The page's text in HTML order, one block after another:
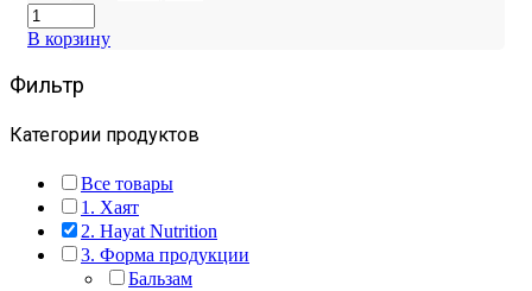
В корзину
Фильтр
Категории продуктов
Все товары
1. Хаят
2. Hayat Nutrition
3. Форма продукции
Бальзам